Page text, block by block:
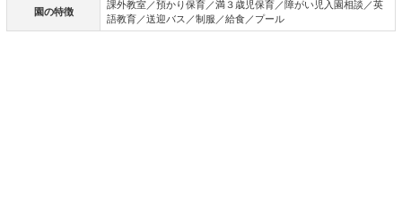
園の特徴
課外教室／預かり保育／満３歳児保育／障がい児入園相談／英
語教育／送迎バス／制服／給食／プール